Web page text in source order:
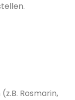
Rosmarin,